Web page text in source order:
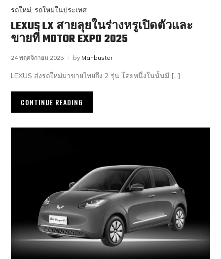
รถใหม่ ,รถใหม่ในประเทศ
LEXUS LX สายลุยในร่างหรูเปิดตัวและ
ขายที่ MOTOR EXPO 2025
24 พฤศจิกายน 2025 by Manbuster
LEXUS ส่งรถใหม่มาขายไทยถึง 2 รุ่น โดยหนึ่งในนั้นมี […]
CONTINUE READING